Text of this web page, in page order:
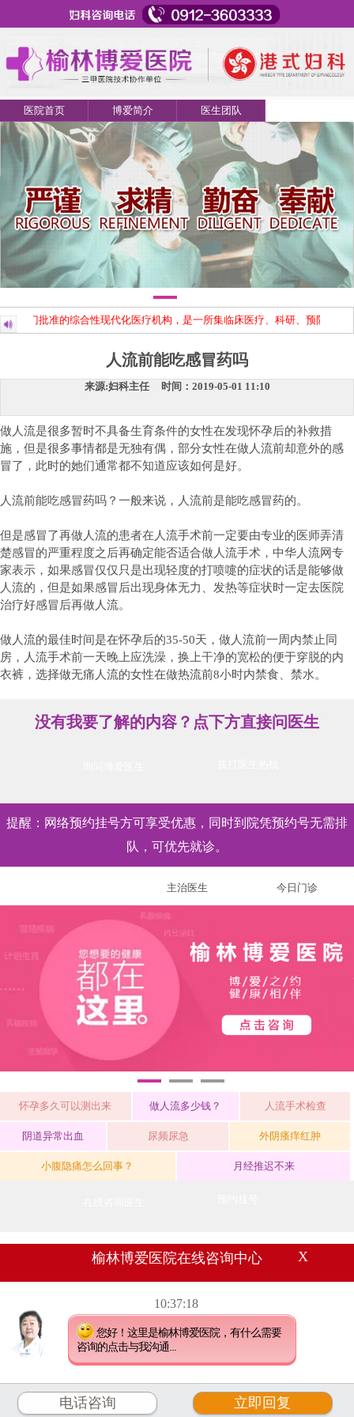
医院首页 博爱简介 医生团队
生部门批准的综合性现代化医疗机构，是一所集临床医疗、科研、预防、
人流前能吃感冒药吗
来源:妇科主任 时间：2019-05-01 11:10
做人流是很多暂时不具备生育条件的女性在发现怀孕后的补救措
施，但是很多事情都是无独有偶，部分女性在做人流前却意外的感
冒了，此时的她们通常都不知道应该如何是好。
人流前能吃感冒药吗？一般来说，人流前是能吃感冒药的。
但是感冒了再做人流的患者在人流手术前一定要由专业的医师弄清
楚感冒的严重程度之后再确定能否适合做人流手术，中华人流网专
家表示，如果感冒仅仅只是出现轻度的打喷嚏的症状的话是能够做
人流的，但是如果感冒后出现身体无力、发热等症状时一定去医院
治疗好感冒后再做人流。
做人流的最佳时间是在怀孕后的35-50天，做人流前一周内禁止同
房，人流手术前一天晚上应洗澡，换上干净的宽松的便于穿脱的内
衣裤，选择做无痛人流的女性在做热流前8小时内禁食、禁水。
没有我要了解的内容？点下方直接问医生
提醒：网络预约挂号方可享受优惠，同时到院凭预约号无需排
队，可优先就诊。
主治医生 今日门诊
怀孕多久可以测出来
做人流多少钱？ 人流手术检查
阴道异常出血 尿频尿急 外阴瘙痒红肿
小腹隐痛怎么回事？ 月经推迟不来
医院地址：
网站地图
榆林博爱医院在线咨询中心 X
10:37:18
您好！这里是榆林博爱医院，有什么需要
咨询的点击与我沟通...
电话咨询 立即回复